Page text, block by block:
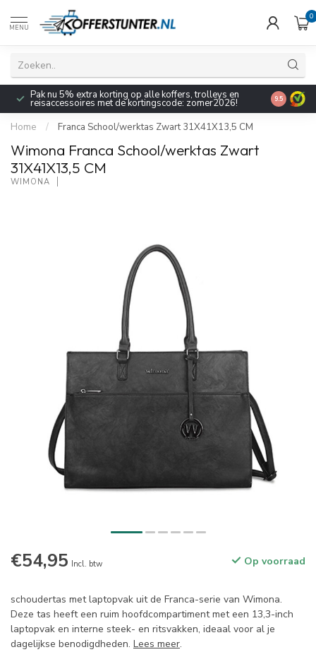
MENU
0
Pak nu 5% extra korting op alle koffers, trolleys en
reisaccessoires met de kortingscode: zomer2026! 9.5
Home / Franca School/werktas Zwart 31X41X13,5 CM
Wimona Franca School/werktas Zwart
31X41X13,5 CM
WIMONA
€54,95 Incl. btw Op voorraad
schoudertas met laptopvak uit de Franca-serie van Wimona.
Deze tas heeft een ruim hoofdcompartiment met een 13,3-inch
laptopvak en interne steek- en ritsvakken, ideaal voor al je
dagelijkse benodigdheden. Lees meer.